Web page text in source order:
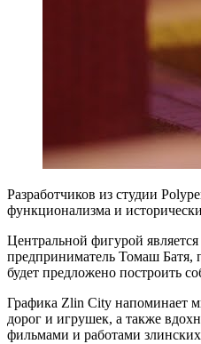
Разработчиков из студии
функционализма и
Центральной фигурой
предприниматель Томаш Батя,
будет предложено построить
Графика Zlin City напоминает
дорог и игрушек, а также
фильмами и работами